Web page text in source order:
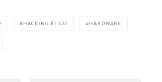
HACKING ÉTICO HARDWARE